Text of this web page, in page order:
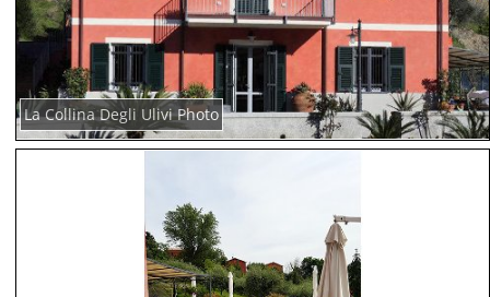
La Collina Degli Ulivi Photo